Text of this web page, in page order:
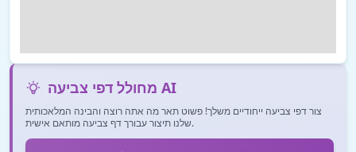
מחולל דפי צביעה AI
צור דפי צביעה ייחודיים משלך! פשוט תאר מה אתה רוצה והבינה המלאכותית
שלנו תיצור עבורך דף צביעה מותאם אישית.